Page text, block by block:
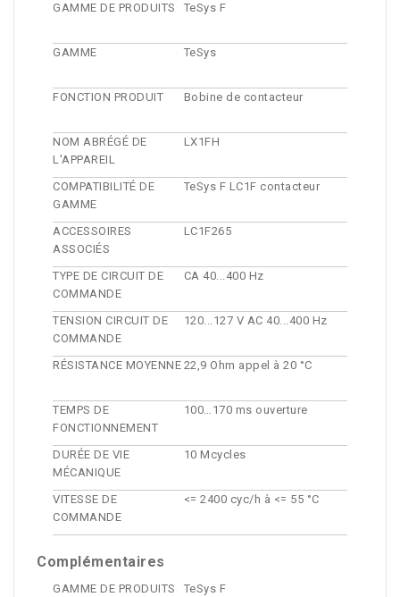
GAMME DE PRODUITS TeSys F
GAMME TeSys
FONCTION PRODUIT Bobine de contacteur
NOM ABRÉGÉ DE
L'APPAREIL
LX1FH
COMPATIBILITÉ DE
GAMME
TeSys F LC1F contacteur
ACCESSOIRES
ASSOCIÉS
LC1F265
TYPE DE CIRCUIT DE
COMMANDE
CA 40...400 Hz
TENSION CIRCUIT DE
COMMANDE
120...127 V AC 40...400 Hz
RÉSISTANCE MOYENNE 22,9 Ohm appel à 20 °C
TEMPS DE
FONCTIONNEMENT
100…170 ms ouverture
DURÉE DE VIE
MÉCANIQUE
10 Mcycles
VITESSE DE
COMMANDE
<= 2400 cyc/h à <= 55 °C
Complémentaires
GAMME DE PRODUITS TeSys F